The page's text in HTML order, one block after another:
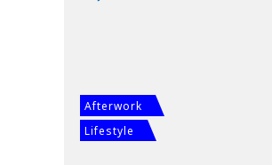
Afterwork
Lifestyle